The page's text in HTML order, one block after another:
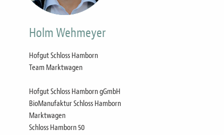
Holm Wehmeyer
Hofgut Schloss Hamborn
Team Marktwagen
Hofgut Schloss Hamborn gGmbH
BioManufaktur Schloss Hamborn
Marktwagen
Schloss Hamborn 50